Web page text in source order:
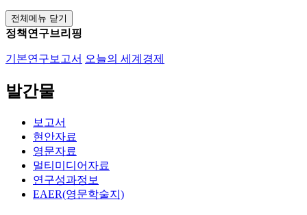
전체메뉴 닫기
정책연구브리핑
기본연구보고서 오늘의 세계경제
발간물
보고서
현안자료
영문자료
멀티미디어자료
연구성과정보
EAER(영문학술지)